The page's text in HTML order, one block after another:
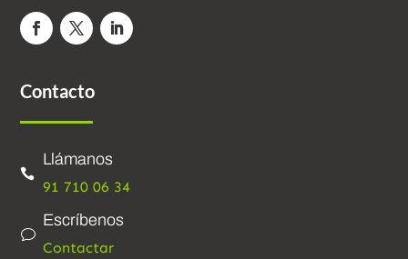
Contacto

Llámanos
91 710 06 34
v
Escríbenos
Contactar